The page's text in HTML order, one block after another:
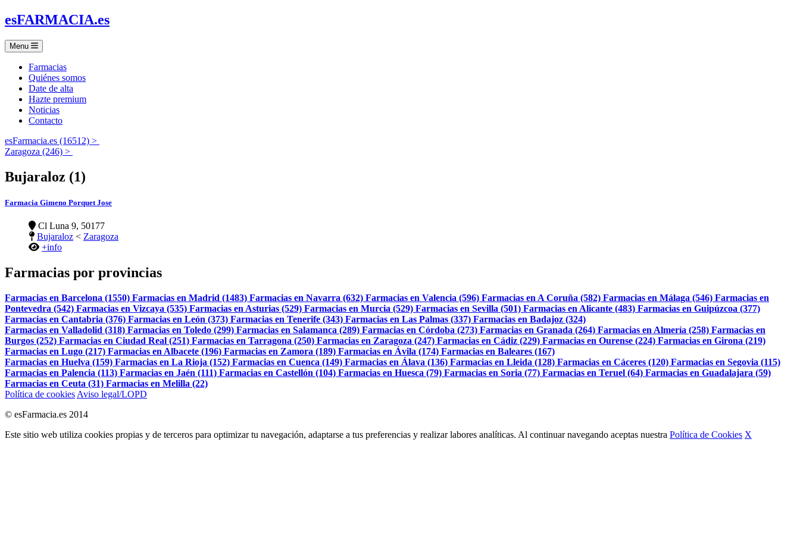
esFARMACIA.es
Menu
Farmacias
Quiénes somos
Date de alta
Hazte premium
Noticias
Contacto
esFarmacia.es (16512) >
Zaragoza (246) >
Bujaraloz (1)
Farmacia Gimeno Porquet Jose
Cl Luna 9, 50177
Bujaraloz < Zaragoza
+info
Farmacias por provincias
Farmacias en Barcelona (1550) Farmacias en Madrid (1483) Farmacias en Navarra (632) Farmacias en Valencia (596) Farmacias en A Coruña (582) Farmacias en Málaga (546) Farmacias en
Pontevedra (542) Farmacias en Vizcaya (535) Farmacias en Asturias (529) Farmacias en Murcia (529) Farmacias en Sevilla (501) Farmacias en Alicante (483) Farmacias en Guipúzcoa (377)
Farmacias en Cantabria (376) Farmacias en León (373) Farmacias en Tenerife (343) Farmacias en Las Palmas (337) Farmacias en Badajoz (324)
Farmacias en Valladolid (318) Farmacias en Toledo (299) Farmacias en Salamanca (289) Farmacias en Córdoba (273) Farmacias en Granada (264) Farmacias en Almería (258) Farmacias en
Burgos (252) Farmacias en Ciudad Real (251) Farmacias en Tarragona (250) Farmacias en Zaragoza (247) Farmacias en Cádiz (229) Farmacias en Ourense (224) Farmacias en Girona (219)
Farmacias en Lugo (217) Farmacias en Albacete (196) Farmacias en Zamora (189) Farmacias en Ávila (174) Farmacias en Baleares (167)
Farmacias en Huelva (159) Farmacias en La Rioja (152) Farmacias en Cuenca (149) Farmacias en Álava (136) Farmacias en Lleida (128) Farmacias en Cáceres (120) Farmacias en Segovia (115)
Farmacias en Palencia (113) Farmacias en Jaén (111) Farmacias en Castellón (104) Farmacias en Huesca (79) Farmacias en Soria (77) Farmacias en Teruel (64) Farmacias en Guadalajara (59)
Farmacias en Ceuta (31) Farmacias en Melilla (22)
Política de cookies Aviso legal/LOPD
© esFarmacia.es 2014
Este sitio web utiliza cookies propias y de terceros para optimizar tu navegación, adaptarse a tus preferencias y realizar labores analíticas. Al continuar navegando aceptas nuestra Política de Cookies X